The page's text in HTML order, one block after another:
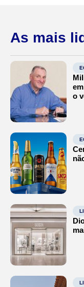
As mais
o